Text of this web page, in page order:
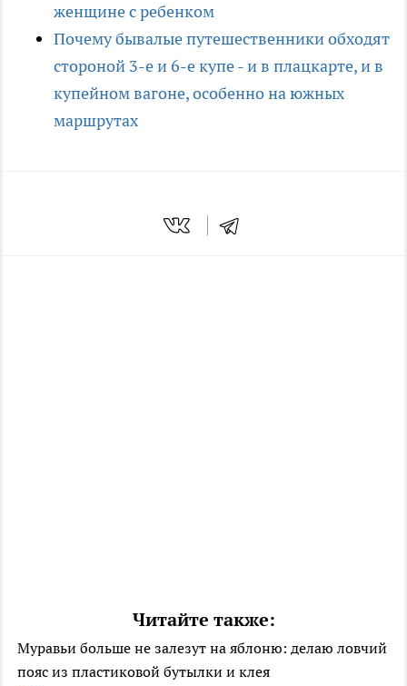
женщине с ребенком
Почему бывалые путешественники обходят
стороной 3-е и 6-е купе - и в плацкарте, и в
купейном вагоне, особенно на южных
маршрутах
Читайте также:
Муравьи больше не залезут на яблоню: делаю ловчий
пояс из пластиковой бутылки и клея